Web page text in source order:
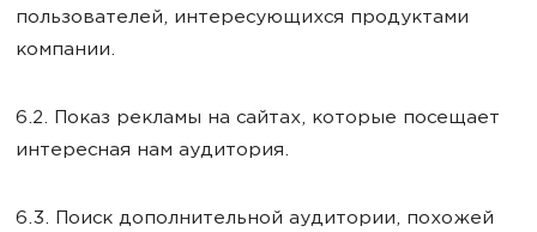
пользователей, интересующихся продуктами
компании.
6.2. Показ рекламы на сайтах, которые посещает
интересная нам аудитория.
6.3. Поиск дополнительной аудитории, похожей